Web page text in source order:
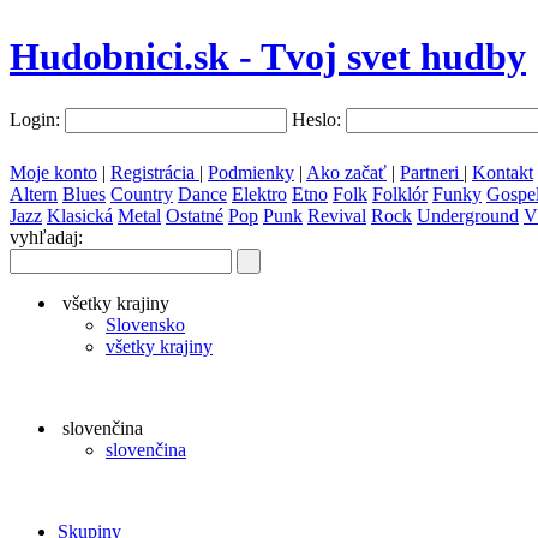
Hudobnici.sk - Tvoj svet hudby
Login: Heslo:
Moje konto | Registrácia | Podmienky | Ako začať | Partneri | Kontakt
Altern Blues Country Dance Elektro Etno Folk Folklór Funky Gospel
Jazz Klasická Metal Ostatné Pop Punk Revival Rock Underground
vyhľadaj:
všetky krajiny
Slovensko
všetky krajiny
slovenčina
slovenčina
Skupiny